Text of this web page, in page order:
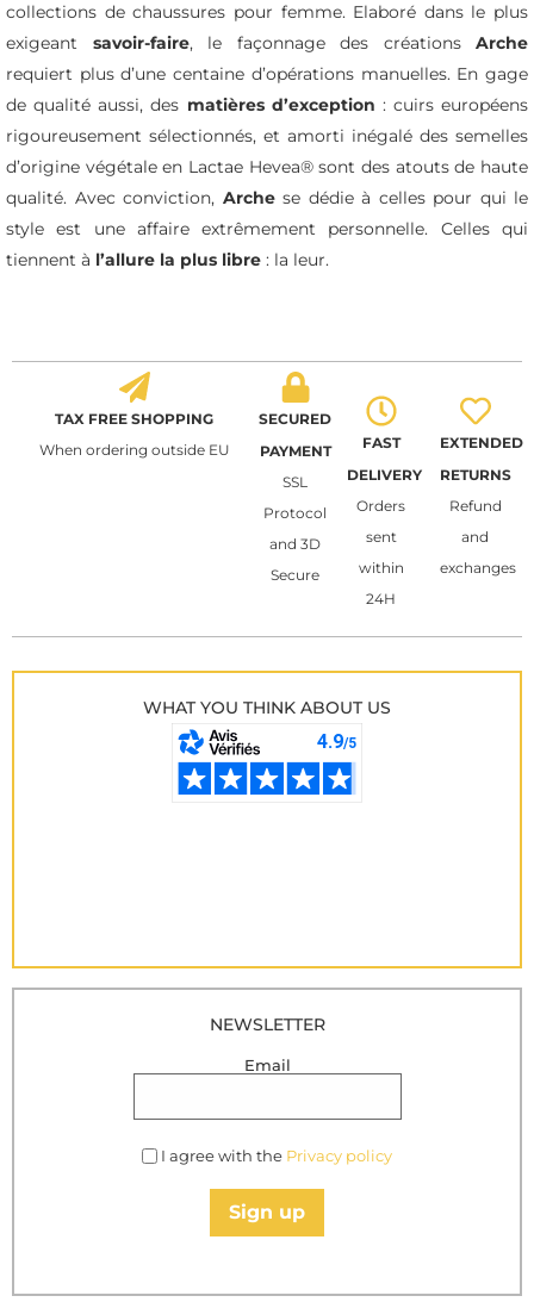
collections de chaussures pour femme. Elaboré dans le plus
exigeant savoir-faire, le façonnage des créations Arche
requiert plus d’une centaine d’opérations manuelles. En gage
de qualité aussi, des matières d’exception : cuirs européens
rigoureusement sélectionnés, et amorti inégalé des semelles
d’origine végétale en Lactae Hevea® sont des atouts de haute
qualité. Avec conviction, Archese dédie à celles pour qui le
style est une affaire extrêmement personnelle. Celles qui
tiennent à l’allure la plus libre : la leur.
TAX FREE SHOPPING
When ordering outside EU
SECURED
PAYMENT
SSL
Protocol
and 3D
Secure
FAST
DELIVERY
Orders
sent
within
24H
EXTENDED
RETURNS
Refund
and
exchanges
WHAT YOU THINK ABOUT US
NEWSLETTER
Email
I agree with the Privacy policy
Sign up